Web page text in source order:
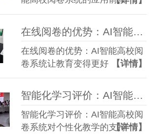
在线阅卷的优势：AI智能高校阅卷系统让教育变得更好
在线阅卷的优势：AI智能高校阅
卷系统让教育变得更好
【详情】
智能化学习评价：AI智能高校阅卷系统对个性化教学的支持
智能化学习评价：AI智能高校阅
卷系统对个性化教学的支持【详情】